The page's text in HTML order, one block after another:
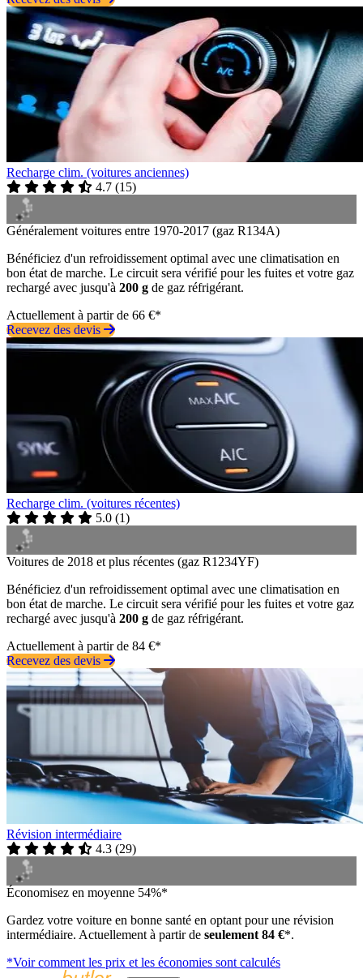
Recharge clim. (voitures anciennes)
4.7 (15)
Généralement voitures entre 1970-2017 (gaz R134A)
Bénéficiez d'un refroidissement optimal avec une climatisation en
bon état de marche. Le circuit sera vérifié pour les fuites et votre gaz
rechargé avec jusqu'à 200 g de gaz réfrigérant.
Actuellement à partir de 66 €*
Recevez des devis
Recharge clim. (voitures récentes)
5.0 (1)
Voitures de 2018 et plus récentes (gaz R1234YF)
Bénéficiez d'un refroidissement optimal avec une climatisation en
bon état de marche. Le circuit sera vérifié pour les fuites et votre gaz
rechargé avec jusqu'à 200 g de gaz réfrigérant.
Actuellement à partir de 84 €*
Recevez des devis
Révision intermédiaire
4.3 (29)
Économisez en moyenne 54%*
Gardez votre voiture en bonne santé en optant pour une révision
intermédiaire. Actuellement à partir de seulement 84 €*.
*Voir comment les prix et les économies sont calculés